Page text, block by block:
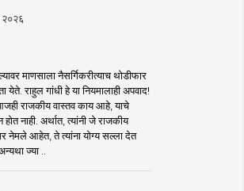
माणसाला नैसर्गिकरीत्याच थोडीफार
येते. राहुल गांधी हे या नियमालाही अपवाद!
राजकीय वास्तव काय आहे, याचे
नाही. अर्थात, त्यांनी जे राजकीय
नेमले आहेत, ते त्यांना योग्य सल्ला देत
ज्या ..